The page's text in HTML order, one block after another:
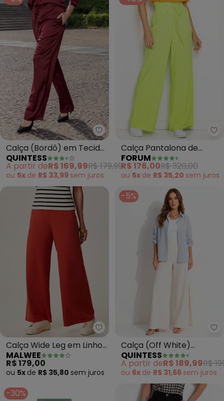
Quintess - Calça (Bordô) em
Calça (Bordô) em Tecido
Acetinado
QUINTESS
A partir deR$ 169,99R$ 179,99
ou 5x de R$ 33,99 sem juros
Calça Pantalona de
Viscose (Amarela Neon)
FORUM
R$ 176,00R$ 320,00
ou 5x de R$ 35,20 sem juros
Malwee - Calça Wide Leg em
Calça Wide Leg em Linho
(Terracota)
MALWEE
R$ 179,00
ou 5x de R$ 35,80 sem juros
-5%
Calça (Off White)
Pantalona com Fendas
QUINTESS
A partir deR$ 189,99R$
ou 6x de R$ 31,66 sem juros
-30%